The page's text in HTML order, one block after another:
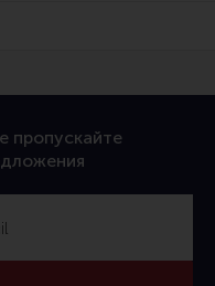
пропускайте